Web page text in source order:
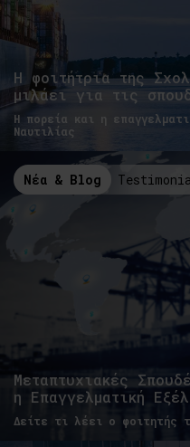
Η φοιτήτρια της
μιλάει για τις
Η πορεία και η
Ναυτιλίας
Νέα & Blog
Μεταπτυχιακές
η Επαγγελματική
Δείτε τι λέει ο φοιτητής